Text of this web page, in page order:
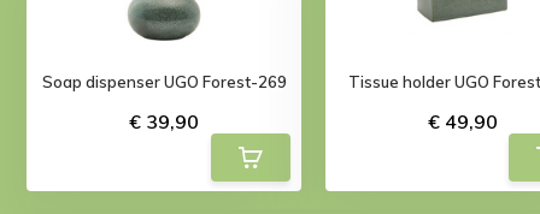
Soap dispenser UGO Forest-269
€ 39,90
Tissue holder UGO
€ 49,90